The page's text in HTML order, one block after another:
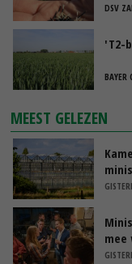
DSV
'T2-
BAYER
MEEST GELEZEN
mee